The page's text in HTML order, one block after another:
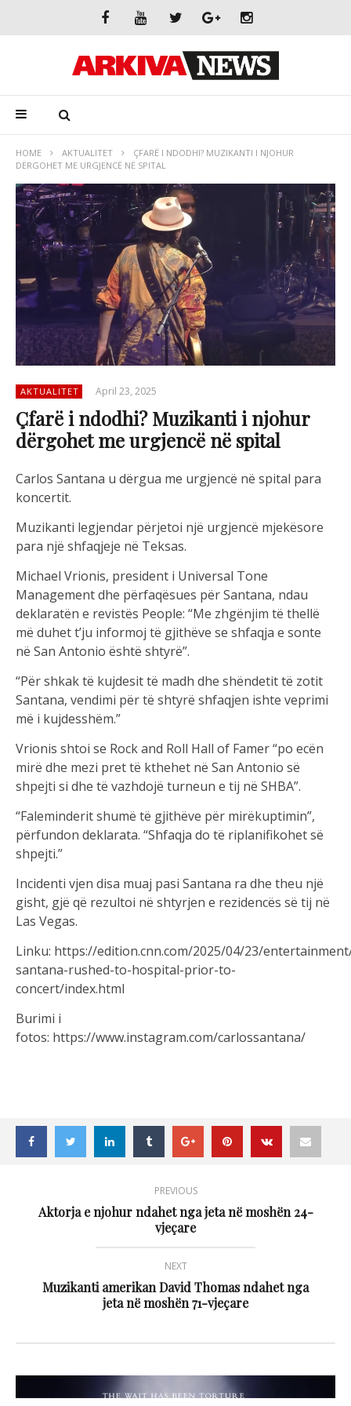
HOME AKTUALITET
ÇFARË I NDODHI? MUZIKANTI I NJOHUR
DËRGOHET ME URGJENCË NË SPITAL
AKTUALITET April 23, 2025
Çfarë i ndodhi? Muzikanti i njohur
dërgohet me urgjencë në spital
Carlos Santana u dërgua me urgjencë në spital para
koncertit.
Muzikanti legjendar përjetoi një urgjencë mjekësore
para një shfaqjeje në Teksas.
Michael Vrionis, president i Universal Tone
Management dhe përfaqësues për Santana, ndau
deklaratën e revistës People: “Me zhgënjim të thellë
më duhet t’ju informoj të gjithëve se shfaqja e sonte
në San Antonio është shtyrë”.
“Për shkak të kujdesit të madh dhe shëndetit të zotit
Santana, vendimi për të shtyrë shfaqjen ishte veprimi
më i kujdesshëm.”
Vrionis shtoi se Rock and Roll Hall of Famer “po ecën
mirë dhe mezi pret të kthehet në San Antonio së
shpejti si dhe të vazhdojë turneun e tij në SHBA”.
“Faleminderit shumë të gjithëve për mirëkuptimin”,
përfundon deklarata. “Shfaqja do të riplanifikohet së
shpejti.”
Incidenti vjen disa muaj pasi Santana ra dhe theu një
gisht, gjë që rezultoi në shtyrjen e rezidencës së tij në
Las Vegas.
Linku: https://edition.cnn.com/2025/04/23/
santana-rushed-to-hospital-prior-to-
concert/index.html
Burimi i
fotos: https://www.instagram.com/carlossantana/
PREVIOUS
Aktorja e njohur ndahet nga jeta në moshën 24-
vjeçare
NEXT
Muzikanti amerikan David Thomas ndahet nga
jeta në moshën 71-vjeçare